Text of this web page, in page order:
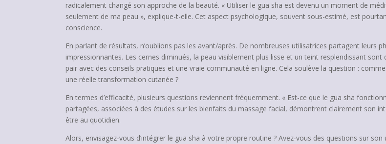
radicalement changé son approche de la beauté. « Utiliser le gua sha est devenu un moment de
seulement de ma peau », explique-t-elle. Cet aspect psychologique, souvent sous-estimé, est
conscience.
En parlant de résultats, n’oublions pas les avant/après. De nombreuses utilisatrices partagent
impressionnantes. Les cernes diminués, la peau visiblement plus lisse et un teint resplendissant
pair avec des conseils pratiques et une vraie communauté en ligne. Cela soulève la question :
une réelle transformation cutanée ?
En termes d’efficacité, plusieurs questions reviennent fréquemment. « Est-ce que le gua sha
partagées, associées à des études sur les bienfaits du massage facial, démontrent clairement son
être au quotidien.
Alors, envisagez-vous d’intégrer le gua sha à votre propre routine ? Avez-vous des questions sur